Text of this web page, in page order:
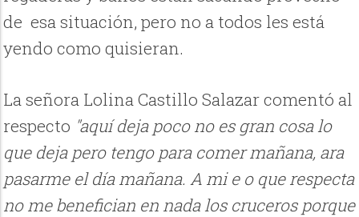
de esa situación, pero no a todos les está
yendo como quisieran.
La señora Lolina Castillo Salazar comentó al
respecto "aquí deja poco no es gran cosa lo
que deja pero tengo para comer mañana, ara
pasarme el día mañana. A mi e o que respecta
no me benefician en nada los cruceros porque